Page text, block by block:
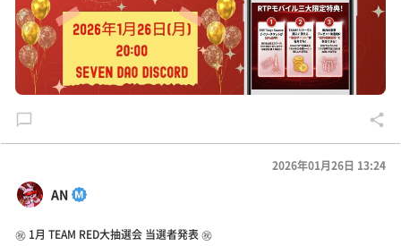
AN
2026年01月26日 13:24
㊗️ 1月 TEAM RED大抽選会 当選者発表 ㊗️